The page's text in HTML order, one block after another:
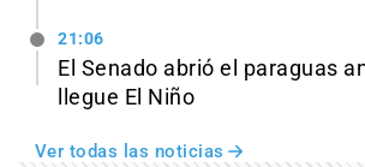
21:06
El Senado abrió el paraguas
llegue El Niño
Ver todas las noticias